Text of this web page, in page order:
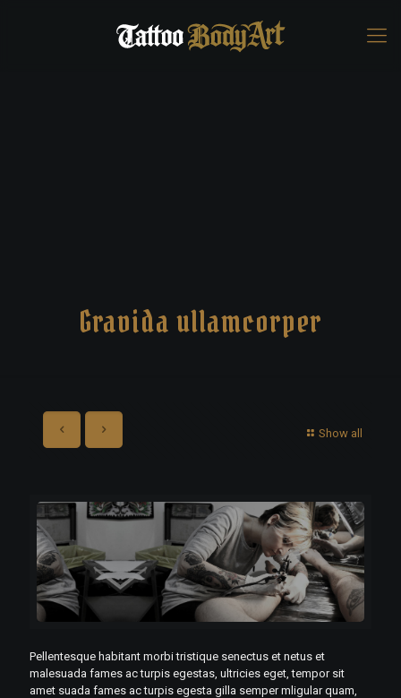
Gravida ullamcorper
Show all
Pellentesque habitant morbi tristique senectus et netus et
malesuada fames ac turpis egestas, ultricies eget, tempor sit
amet suada fames ac turpis egesta gilla semper mligular quam,